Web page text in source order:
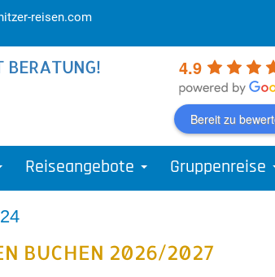
reisen.com
BERATUNG!
4.9
Bereit zu
Reiseangebote Gruppenreise
BUCHEN 2026/2027